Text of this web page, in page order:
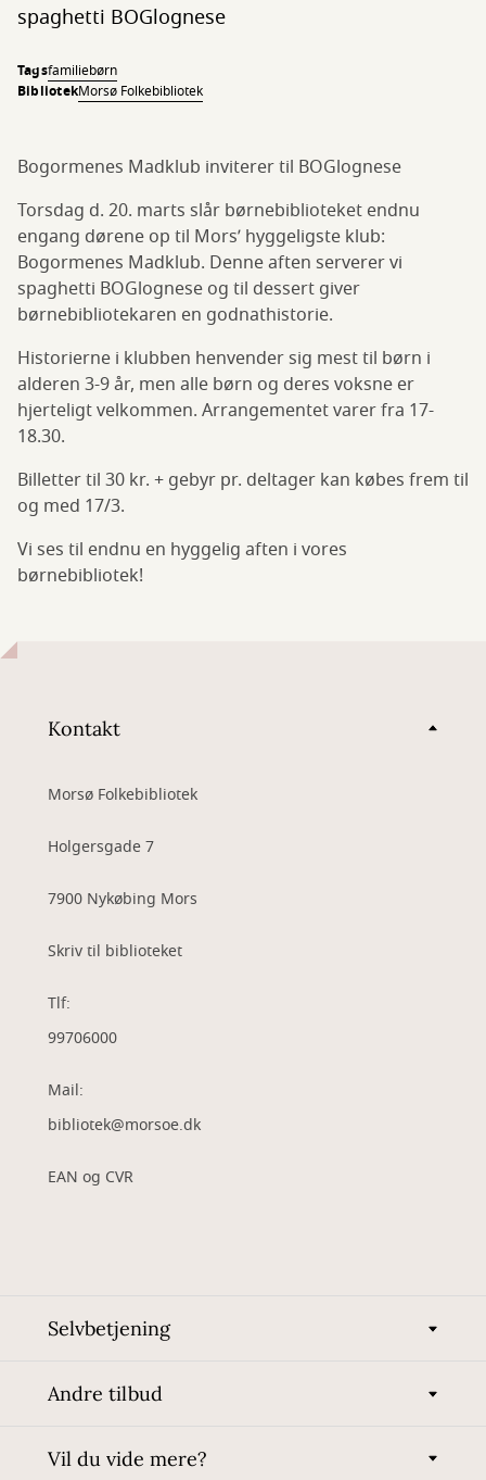
spaghetti BOGlognese
Tagsfamiliebørn
BibliotekMorsø Folkebibliotek
Bogormenes Madklub inviterer til BOGlognese
Torsdag d. 20. marts slår børnebiblioteket endnu
engang dørene op til Mors’ hyggeligste klub:
Bogormenes Madklub. Denne aften serverer vi
spaghetti BOGlognese og til dessert giver
børnebibliotekaren en godnathistorie.
Historierne i klubben henvender sig mest til børn i
alderen 3-9 år, men alle børn og deres voksne er
hjerteligt velkommen. Arrangementet varer fra 17-
18.30.
Billetter til 30 kr. + gebyr pr. deltager kan købes frem til
og med 17/3.
Vi ses til endnu en hyggelig aften i vores
børnebibliotek!
Kontakt
Morsø Folkebibliotek
Holgersgade 7
7900 Nykøbing Mors
Skriv til biblioteket
Tlf:
99706000
Mail:
bibliotek@morsoe.dk
EAN og CVR
Selvbetjening
Andre tilbud
Vil du vide mere?